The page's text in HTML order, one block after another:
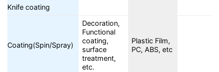
Knife coating
Coating(Spin/Spray)
Decoration,
Functional
coating,
surface
treatment,
etc.
Plastic Film,
PC, ABS, etc